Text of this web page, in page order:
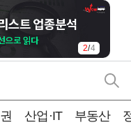
2/4
산업·IT 부동산